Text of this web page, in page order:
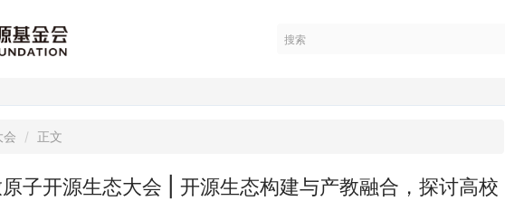
会 正文
子开源生态大会 | 开源生态构建与产教融合，探讨高校